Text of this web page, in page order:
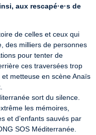
aux rescapé·e·s de
de celles et ceux qui
des milliers de personnes
pour tenter de
ces traversées trop
et metteuse en scène Anaïs
sort du silence.
les mémoires,
et d’enfants sauvés par
SOS Méditerranée.